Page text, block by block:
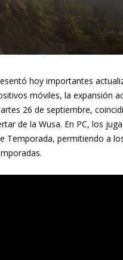
hoy importantes
móviles, la expansión
26 de septiembre,
de la Wusa. En PC, los
Temporada, permitiendo a